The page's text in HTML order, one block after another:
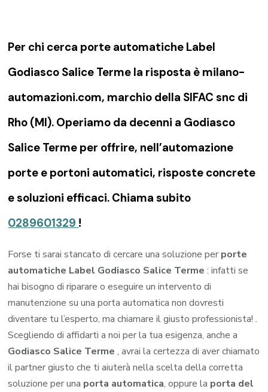
Per chi cerca porte automatiche Label
Godiasco Salice Terme la risposta è milano-
automazioni.com, marchio della SIFAC snc di
Rho (MI). Operiamo da decenni a Godiasco
Salice Terme per offrire, nell’automazione
porte e portoni automatici, risposte concrete
e soluzioni efficaci. Chiama subito
0289601329 !
Forse ti sarai stancato di cercare una soluzione per porte
automatiche Label Godiasco Salice Terme : infatti se
hai bisogno di riparare o eseguire un intervento di
manutenzione su una porta automatica non dovresti
diventare tu l’esperto, ma chiamare il giusto professionista! .
Scegliendo di affidarti a noi per la tua esigenza, anche a
Godiasco Salice Terme, avrai la certezza di aver chiamato
il partner giusto che ti aiuterà nella scelta della corretta
soluzione per una porta automatica, oppure la porta del